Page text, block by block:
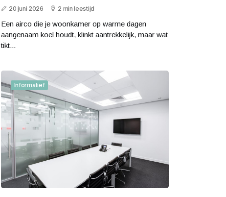
20 juni 2026 2 min leestijd
Een airco die je woonkamer op warme dagen
aangenaam koel houdt, klinkt aantrekkelijk, maar wat
tikt...
Informatief